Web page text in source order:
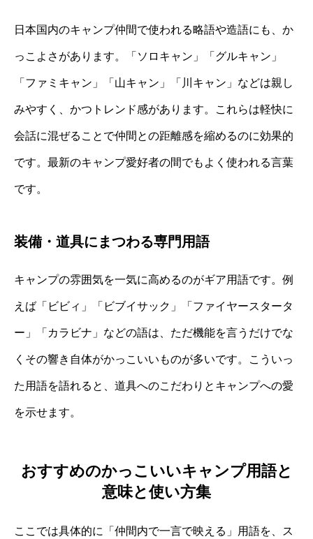
日本国内のキャンプ仲間で使われる略語や造語にも、か
っこよさがあります。「ソロキャン」「グルキャン」
「ファミキャン」「山キャン」「川キャン」などは親し
みやすく、かつトレンド感があります。これらは軽快に
会話に混ぜることで仲間との距離感を縮めるのに効果的
です。最新のキャンプ愛好者の間でもよく使われる言葉
です。
装備・道具にまつわる専門用語
キャンプの雰囲気を一気に高めるのがギア用語です。例
えば「ビビィ」「ビブイサック」「ファイヤースタータ
ー」「カラビナ」などの語は、ただ機能を言うだけでな
くその響き自体がかっこいいものが多いです。こういっ
た用語を語れると、道具へのこだわりとキャンプへの愛
を示せます。
おすすめのかっこいいキャンプ用語と
意味と使い方集
ここでは具体的に「仲間内で一言で映える」用語を、ス